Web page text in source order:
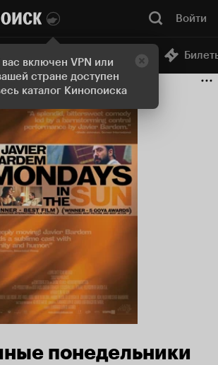
вас включен VPN или
стране доступен
каталог Кинопоиска
Войти
Онлайн-кинотеатр
понедельники